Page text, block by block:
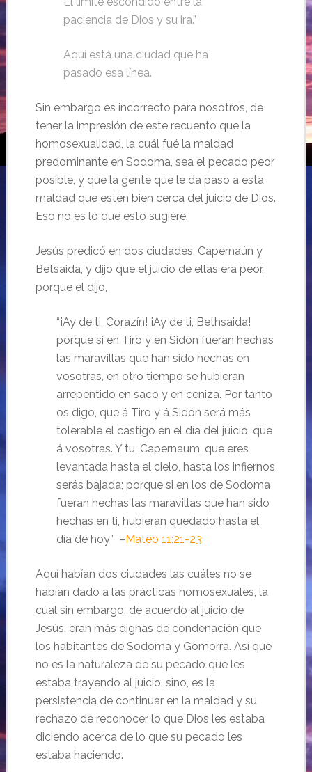
paciencia de Dios y su ira.”
Aquí está una ciudad que ha
pasado esa línea.
Sin embargo es incorrecto para nosotros, de
tener la impresión de este recuento que la
homosexualidad, la cuál fué la maldad
predominante en Sodoma, sea el pecado peor
posible, y que la gente que le da paso a esta
maldad que estén bien cerca del juicio de Dios.
Eso no es lo que esto sugiere.
Jesús predicó en dos ciudades, Capernaún y
Betsaida, y dijo que el juicio de ellas era peor,
porque el dijo,
“¡Ay de ti, Corazín! ¡Ay de ti, Bethsaida!
porque si en Tiro y en Sidón fueran hechas
las maravillas que han sido hechas en
vosotras, en otro tiempo se hubieran
arrepentido en saco y en ceniza. Por tanto
os digo, que á Tiro y á Sidón será más
tolerable el castigo en el día del juicio, que
á vosotras. Y tu, Capernaum, que eres
levantada hasta el cielo, hasta los infiernos
serás bajada; porque si en los de Sodoma
fueran hechas las maravillas que han sido
hechas en ti, hubieran quedado hasta el
día de hoy” –Mateo 11:21-23
Aquí habían dos ciudades las cuáles no se
habían dado a las prácticas homosexuales, la
cúal sin embargo, de acuerdo al juicio de
Jesús, eran más dignas de condenación que
los habitantes de Sodoma y Gomorra. Así que
no es la naturaleza de su pecado que les
estaba trayendo al juicio, sino, es la
persistencia de continuar en la maldad y su
rechazo de reconocer lo que Dios les estaba
diciendo acerca de lo que su pecado les
estaba haciendo.